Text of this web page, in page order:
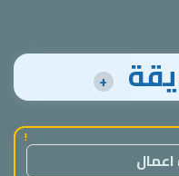
+
!
اعمال